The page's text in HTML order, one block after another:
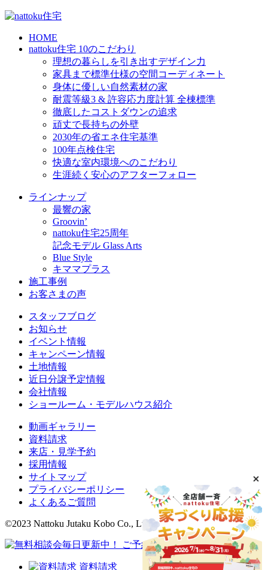
HOME
nattoku住宅 10のこだわり
理想の暮らしを引き出すデザイン力
家具まで標準仕様の空間コーディネート
身体に優しい自然素材の家
耐震等級3 & 許容応力度計算 全棟標準
徹底したコストダウンの追求
頑丈で長持ちの外壁
2030年の省エネ住宅基準
100年点検住宅
快適な室内環境へのこだわり
生涯続く安心のアフターフォロー
ラインナップ
最響の家
Groovin’
nattoku住宅25周年
記念モデル Glass Arts
Blue Style
キママプラス
施工事例
お客さまの声
スタッフブログ
お知らせ
イベント情報
キャンペーン情報
土地情報
近日分譲予定情報
会社情報
ショールーム・モデルハウス紹介
動画ギャラリー
資料請求
来店・見学予約
採用情報
サイトマップ
プライバシーポリシー
よくあるご質問
©2023 Nattoku Jutaku Kobo Co., Ltd.
資料請求